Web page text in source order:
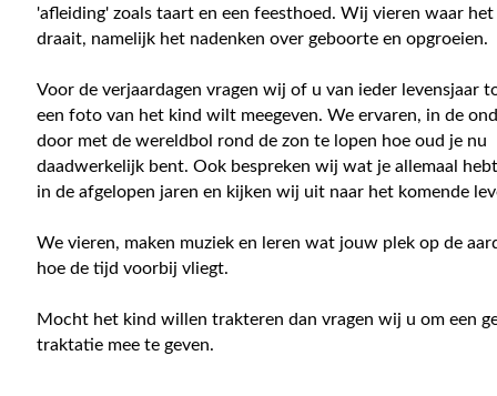
'afleiding' zoals taart en een feesthoed. Wij vieren waar
draait, namelijk het nadenken over geboorte en opgroeien.
Voor de verjaardagen vragen wij of u van ieder levensjaar
een foto van het kind wilt meegeven. We ervaren, in de
door met de wereldbol rond de zon te lopen hoe oud je nu
daadwerkelijk bent. Ook bespreken wij wat je allemaal
in de afgelopen jaren en kijken wij uit naar het komende
We vieren, maken muziek en leren wat jouw plek op de
hoe de tijd voorbij vliegt.
Mocht het kind willen trakteren dan vragen wij u om een
traktatie mee te geven.